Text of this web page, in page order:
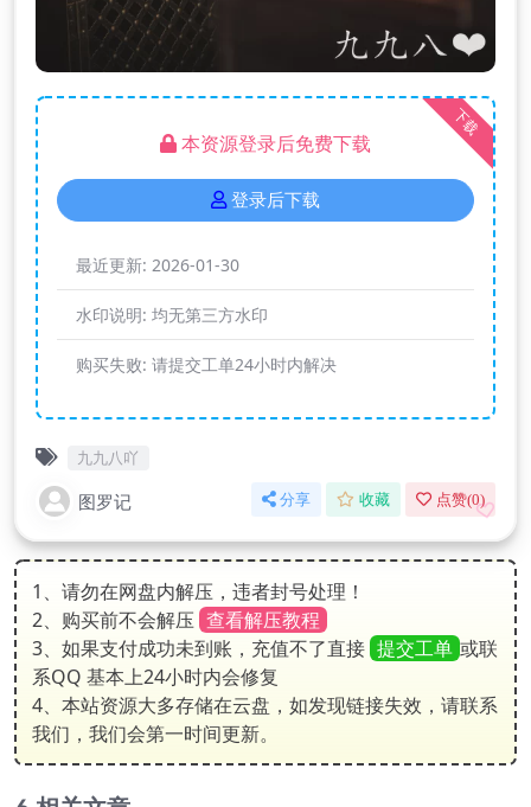
下载
本资源登录后免费下载
登录后下载
最近更新: 2026-01-30
水印说明: 均无第三方水印
购买失败: 请提交工单24小时内解决
九九八吖
图罗记 分享 收藏 点赞(0)
1、请勿在网盘内解压，违者封号处理！
2、购买前不会解压 查看解压教程
3、如果支付成功未到账，充值不了直接 提交工单 或联
系QQ 基本上24小时内会修复
4、本站资源大多存储在云盘，如发现链接失效，请联系
我们，我们会第一时间更新。